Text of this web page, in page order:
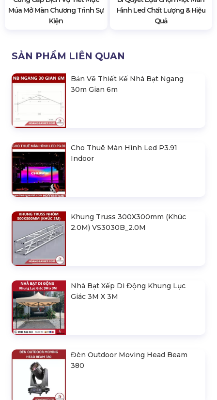
Múa Mở Màn Chương Trình Sự
Kiện
Hình Led Chất Lượng & Hiệu
Quả
SẢN PHẨM LIÊN QUAN
Bản Vẽ Thiết Kế Nhà Bạt Ngang
30m Gian 6m
Cho Thuê Màn Hình Led P3.91
Indoor
Khung Truss 300X300mm (Khúc
2.0M) VS3030B_2.0M
Nhà Bạt Xếp Di Động Khung Lục
Giác 3M X 3M
Đèn Outdoor Moving Head Beam
380